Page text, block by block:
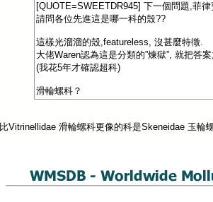
[QUOTE=SWEETDR945] 下一個問題,菲
請問各位先進這是哪一科的殼??
這樣光溜溜的殼,featureless, 沒甚麼特徵.
大佬Waren認為這是分類的”煉獄”, 就把答
(我花5年才確認超科)
滑輪螺科？
比Vitrinellidae 滑輪螺科更像的科是Skeneidae 玉輪